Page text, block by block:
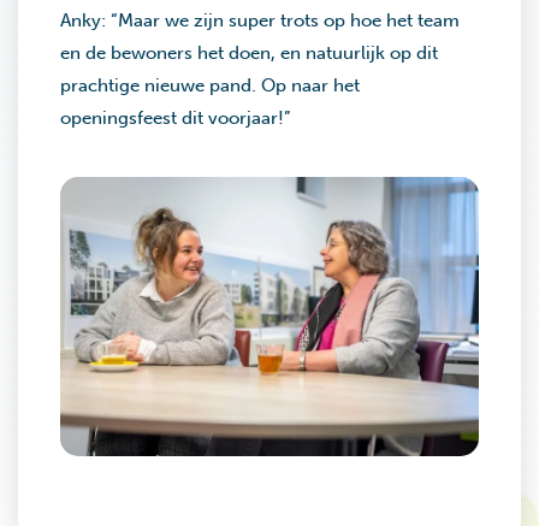
Anky: “Maar we zijn super trots op hoe het team
en de bewoners het doen, en natuurlijk op dit
prachtige nieuwe pand. Op naar het
openingsfeest dit voorjaar!”